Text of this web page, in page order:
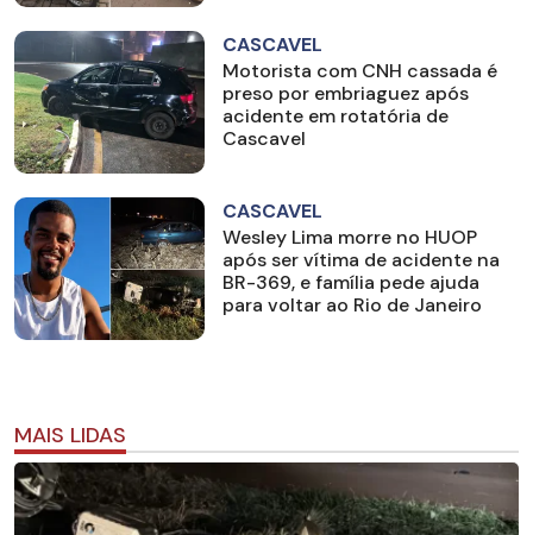
CASCAVEL
Motorista com CNH cassada é
preso por embriaguez após
acidente em rotatória de
Cascavel
CASCAVEL
Wesley Lima morre no HUOP
após ser vítima de acidente na
BR-369, e família pede ajuda
para voltar ao Rio de Janeiro
MAIS LIDAS